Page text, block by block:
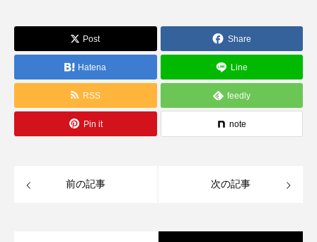
Post Share
Hatena Line
RSS feedly
Pin it note
前の記事 次の記事